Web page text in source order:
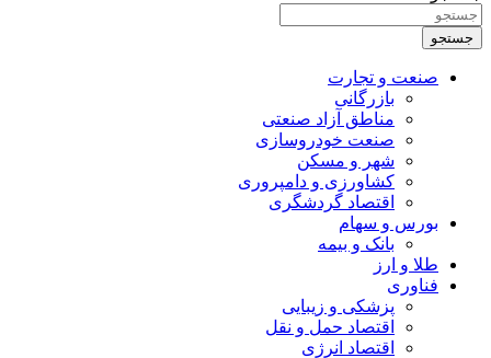
جستجو
صنعت و تجارت
بازرگانی
مناطق آزاد صنعتی
صنعت خودروسازی
شهر و مسکن
کشاورزی و دامپروری
اقتصاد گردشگری
بورس و سهام
بانک و بیمه
طلا و ارز
فناوری
پزشکی و زیبایی
اقتصاد حمل و نقل
اقتصاد انرژی